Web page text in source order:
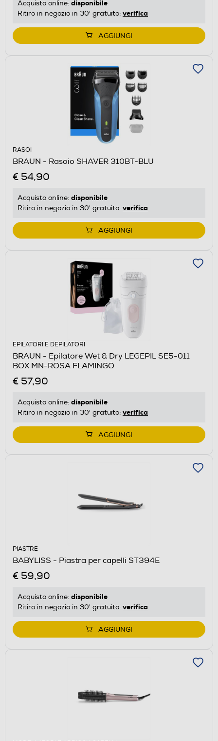
Acquisto online: disponibile
Ritiro in negozio in 30' gratuito: verifica
AGGIUNGI
RASOI
BRAUN - Rasoio SHAVER 310BT-BLU
€ 54,90
Acquisto online: disponibile
Ritiro in negozio in 30' gratuito: verifica
AGGIUNGI
EPILATORI E DEPILATORI
BRAUN - Epilatore Wet & Dry LEGEPIL SE5-011
BOX MN-ROSA FLAMINGO
€ 57,90
Acquisto online: disponibile
Ritiro in negozio in 30' gratuito: verifica
AGGIUNGI
PIASTRE
BABYLISS - Piastra per capelli ST394E
€ 59,90
Acquisto online: disponibile
Ritiro in negozio in 30' gratuito: verifica
AGGIUNGI